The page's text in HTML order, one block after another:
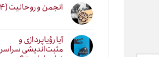
انجمن و روحانیت (۴)
آیا رؤیاپردازی و
مثبت‌اندیشی سراسر